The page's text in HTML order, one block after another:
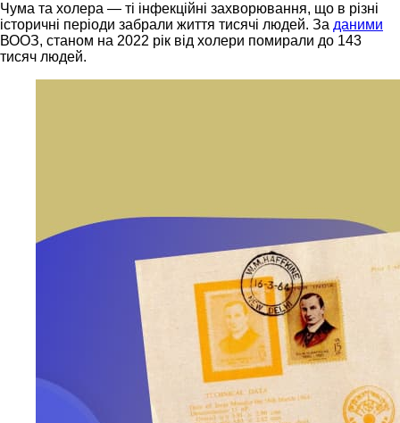
Чума та холера — ті інфекційні захворювання, що в різні
історичні періоди забрали життя тисячі людей. За даними
ВООЗ, станом на 2022 рік від холери помирали до 143
тисяч людей.